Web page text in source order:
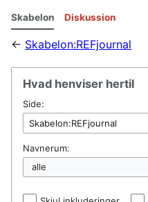
Skabelon Diskussion
← Skabelon:REFjournal
Hvad henviser hertil
Side:
Navnerum: